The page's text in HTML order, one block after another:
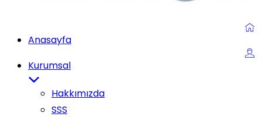
Anasayfa
Kurumsal
Hakkımızda
SSS